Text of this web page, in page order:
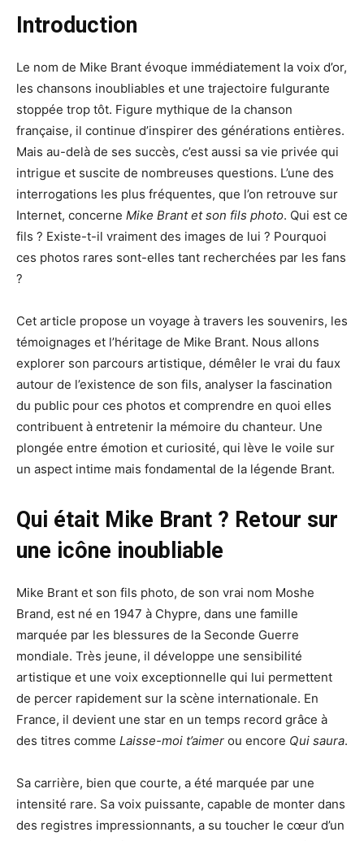
Introduction
Le nom de Mike Brant évoque immédiatement la voix d’or,
les chansons inoubliables et une trajectoire fulgurante
stoppée trop tôt. Figure mythique de la chanson
française, il continue d’inspirer des générations entières.
Mais au-delà de ses succès, c’est aussi sa vie privée qui
intrigue et suscite de nombreuses questions. L’une des
interrogations les plus fréquentes, que l’on retrouve sur
Internet, concerne Mike Brant et son fils photo. Qui est ce
fils ? Existe-t-il vraiment des images de lui ? Pourquoi
ces photos rares sont-elles tant recherchées par les fans
?
Cet article propose un voyage à travers les souvenirs, les
témoignages et l’héritage de Mike Brant. Nous allons
explorer son parcours artistique, démêler le vrai du faux
autour de l’existence de son fils, analyser la fascination
du public pour ces photos et comprendre en quoi elles
contribuent à entretenir la mémoire du chanteur. Une
plongée entre émotion et curiosité, qui lève le voile sur
un aspect intime mais fondamental de la légende Brant.
Qui était Mike Brant ? Retour sur
une icône inoubliable
Mike Brant et son fils photo, de son vrai nom Moshe
Brand, est né en 1947 à Chypre, dans une famille
marquée par les blessures de la Seconde Guerre
mondiale. Très jeune, il développe une sensibilité
artistique et une voix exceptionnelle qui lui permettent
de percer rapidement sur la scène internationale. En
France, il devient une star en un temps record grâce à
des titres comme Laisse-moi t’aimer ou encore Qui saura.
Sa carrière, bien que courte, a été marquée par une
intensité rare. Sa voix puissante, capable de monter dans
des registres impressionnants, a su toucher le cœur d’un